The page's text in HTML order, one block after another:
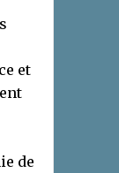
et
de